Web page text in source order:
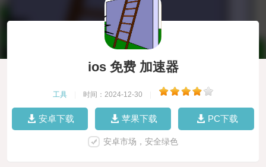
ios 免费 加速器
工具 时间：2024-12-30
安卓下载 苹果下载 PC下载
安卓市场，安全绿色